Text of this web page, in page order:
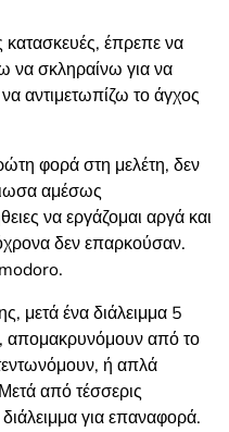
κατασκευές, έπρεπε να
να σκληραίνω για να
αντιμετωπίζω το άγχος
φορά στη μελέτη, δεν
αμέσως
να εργάζομαι αργά και
δεν επαρκούσαν.
μετά ένα διάλειμμα 5
απομακρυνόμουν από το
ή απλά
από τέσσερις
για επαναφορά.